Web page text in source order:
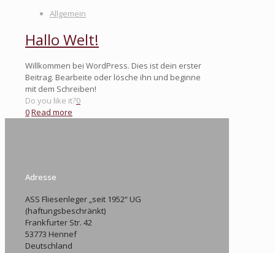
Allgemein
Hallo Welt!
Willkommen bei WordPress. Dies ist dein erster
Beitrag. Bearbeite oder lösche ihn und beginne
mit dem Schreiben!
Do you like it?0
0Read more
Adresse
ASS Fliesenleger „seit 1952“ UG
(haftungsbeschränkt)
Frankfurter Str. 42
53773 Hennef
Deutschland